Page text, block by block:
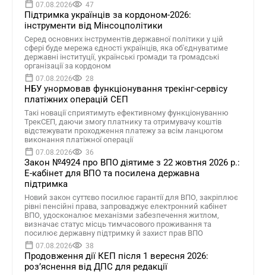
07.08.2026 47
Підтримка українців за кордоном-2026:
інструменти від Мінсоцполітики
Серед основних інструментів державної політики у цій
сфері буде мережа єдності українців, яка об'єднуватиме
державні інституції, українські громади та громадські
організації за кордоном
07.08.2026 28
НБУ унормовав функціонування трекінг-сервісу
платіжних операцій СЕП
Такі новації сприятимуть ефективному функціонуванню
ТрекСЕП, даючи змогу платнику та отримувачу коштів
відстежувати проходження платежу за всім ланцюгом
виконання платіжної операції
07.08.2026 36
Закон №4924 про ВПО діятиме з 22 жовтня 2026 р.:
Е-кабінет для ВПО та посилена державна
підтримка
Новий закон суттєво посилює гарантії для ВПО, закріплює
рівні пенсійні права, запроваджує електронний кабінет
ВПО, удосконалює механізми забезпечення житлом,
визначає статус місць тимчасового проживання та
посилює державну підтримку й захист прав ВПО
07.08.2026 38
Продовження дії КЕП після 1 вересня 2026:
розʼяснення від ДПС для редакції